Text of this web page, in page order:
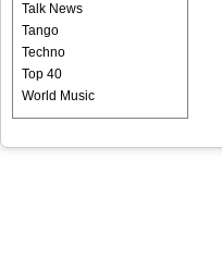
Talk News
Tango
Techno
Top 40
World Music